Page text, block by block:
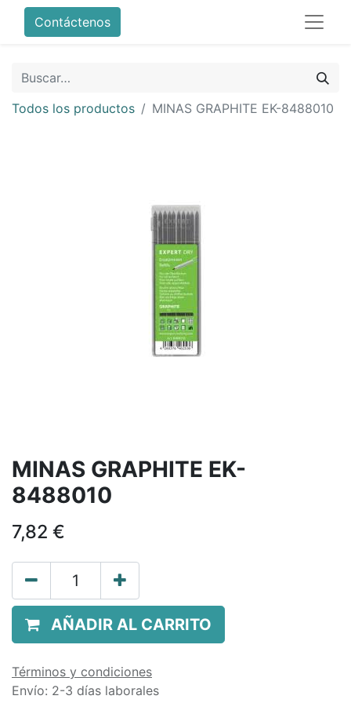
Contáctenos
Todos los productos MINAS GRAPHITE EK-8488010
MINAS GRAPHITE EK-
8488010
7,82 €
AÑADIR AL CARRITO
Términos y condiciones
Envío: 2-3 días laborales